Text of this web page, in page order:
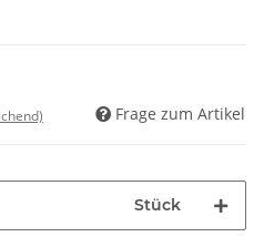
Frage zum Artikel
Stück